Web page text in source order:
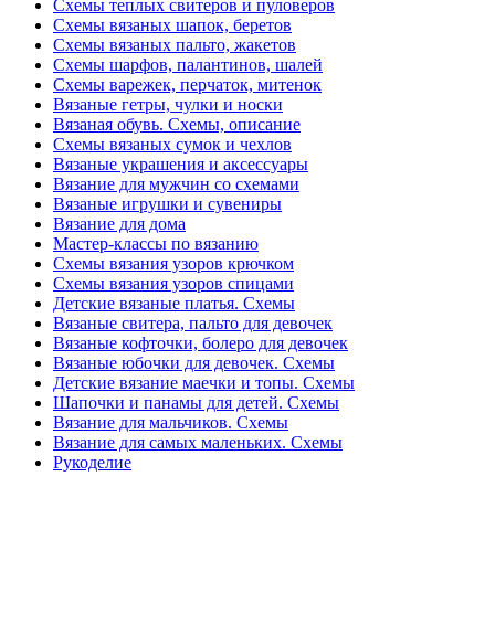
Схемы теплых свитеров и пуловеров
Схемы вязаных шапок, беретов
Схемы вязаных пальто, жакетов
Схемы шарфов, палантинов, шалей
Схемы варежек, перчаток, митенок
Вязаные гетры, чулки и носки
Вязаная обувь. Схемы, описание
Схемы вязаных сумок и чехлов
Вязаные украшения и аксессуары
Вязание для мужчин со схемами
Вязаные игрушки и сувениры
Вязание для дома
Мастер-классы по вязанию
Схемы вязания узоров крючком
Схемы вязания узоров спицами
Детские вязаные платья. Схемы
Вязаные свитера, пальто для девочек
Вязаные кофточки, болеро для девочек
Вязаные юбочки для девочек. Схемы
Детские вязание маечки и топы. Схемы
Шапочки и панамы для детей. Схемы
Вязание для мальчиков. Схемы
Вязание для самых маленьких. Схемы
Рукоделие